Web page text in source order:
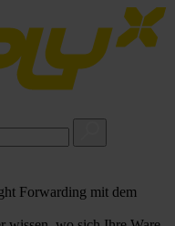
Forwarding mit dem